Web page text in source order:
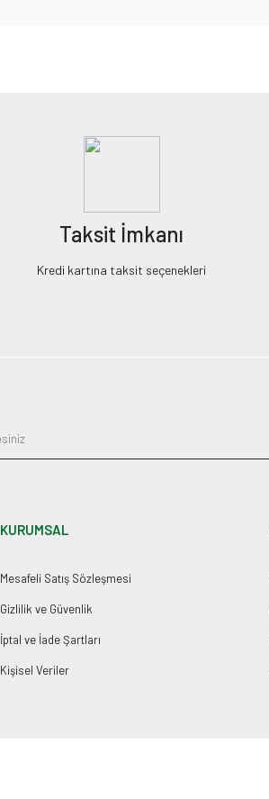
Taksit İmkanı
Kredi kartına taksit seçenekleri
KURUMSAL
Mesafeli Satış Sözleşmesi
Gizlilik ve Güvenlik
İptal ve İade Şartları
Kişisel Veriler